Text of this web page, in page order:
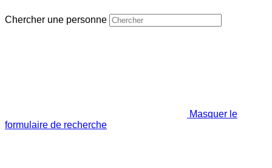
Chercher une personne
Masquer le
formulaire de recherche